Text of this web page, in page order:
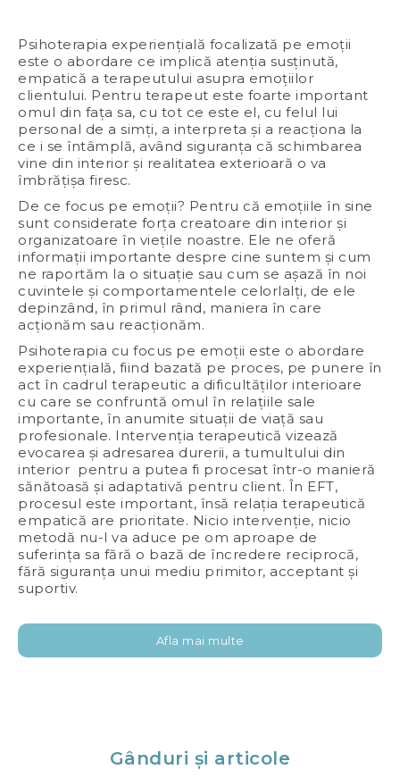
Psihoterapia experiențială focalizată pe emoții
este o abordare ce implică atenția susținută,
empatică a terapeutului asupra emoțiilor
clientului. Pentru terapeut este foarte important
omul din fața sa, cu tot ce este el, cu felul lui
personal de a simți, a interpreta și a reacționa la
ce i se întâmplă, având siguranța că schimbarea
vine din interior și realitatea exterioară o va
îmbrățișa firesc.
De ce focus pe emoții? Pentru că emoțiile în sine
sunt considerate forța creatoare din interior și
organizatoare în viețile noastre. Ele ne oferă
informații importante despre cine suntem și cum
ne raportăm la o situație sau cum se așază în noi
cuvintele și comportamentele celorlalți, de ele
depinzând, în primul rând, maniera în care
acționăm sau reacționăm.
Psihoterapia cu focus pe emoții este o abordare
experiențială, fiind bazată pe proces, pe punere în
act în cadrul terapeutic a dificultăților interioare
cu care se confruntă omul în relațiile sale
importante, în anumite situații de viață sau
profesionale. Intervenția terapeutică vizează
evocarea și adresarea durerii, a tumultului din
interior pentru a putea fi procesat într-o manieră
sănătoasă și adaptativă pentru client. În EFT,
procesul este important, însă relația terapeutică
empatică are prioritate. Nicio intervenție, nicio
metodă nu-l va aduce pe om aproape de
suferința sa fără o bază de încredere reciprocă,
fără siguranța unui mediu primitor, acceptant și
suportiv.
Afla mai multe
Gânduri și articole